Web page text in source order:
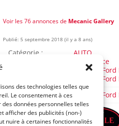
des technologies telles que
Le consentement à ces
données personnelles telles
afficher des publicités (non-)
nuire à certaines fonctionnalités
Voir les 76 annonces de Mecanic Gallery
Publié: 5 septembre 2018 (il y a 8 ans)
Catégorie :
AUTO
Monoplace
Formule
Formule
Eligibilités :
Formula
Marque :